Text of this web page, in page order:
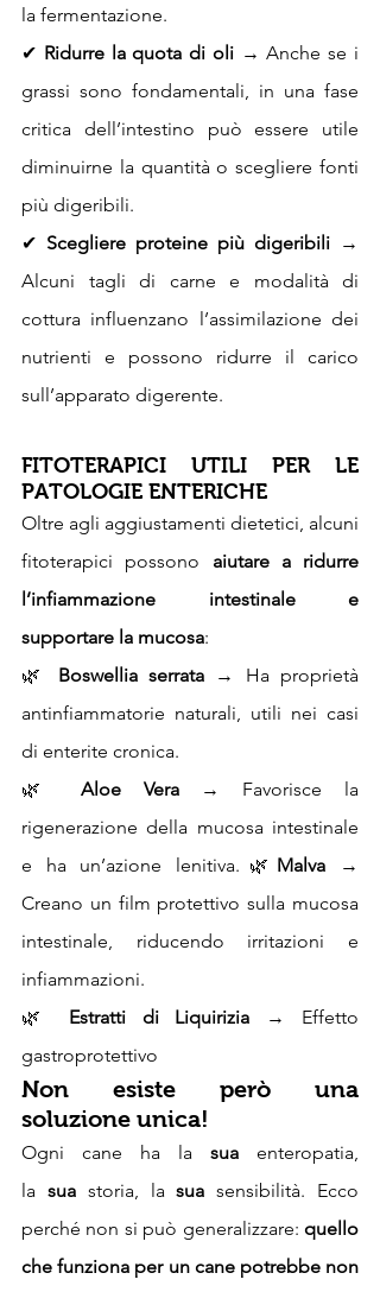
la fermentazione.
✔ Ridurre la quota di oli → Anche se i
grassi sono fondamentali, in una fase
critica dell’intestino può essere utile
diminuirne la quantità o scegliere fonti
più digeribili.
✔ Scegliere proteine più digeribili →
Alcuni tagli di carne e modalità di
cottura influenzano l’assimilazione dei
nutrienti e possono ridurre il carico
sull’apparato digerente.
FITOTERAPICI UTILI PER LE
PATOLOGIE ENTERICHE
Oltre agli aggiustamenti dietetici, alcuni
fitoterapici possono aiutare a ridurre
l’infiammazione intestinale e
supportare la mucosa:
🌿 Boswellia serrata → Ha proprietà
antinfiammatorie naturali, utili nei casi
di enterite cronica.
🌿 Aloe Vera
→ Favorisce la
rigenerazione della mucosa intestinale
e ha un’azione lenitiva.🌿 Malva →
Creano un film protettivo sulla mucosa
intestinale, riducendo irritazioni e
infiammazioni.
🌿 Estratti di Liquirizia
→ Effetto
gastroprotettivo
Non esiste però una
soluzione unica!
Ogni cane ha la sua enteropatia,
la sua storia, la sua sensibilità. Ecco
perché non si può generalizzare: quello
che funziona per un cane potrebbe non